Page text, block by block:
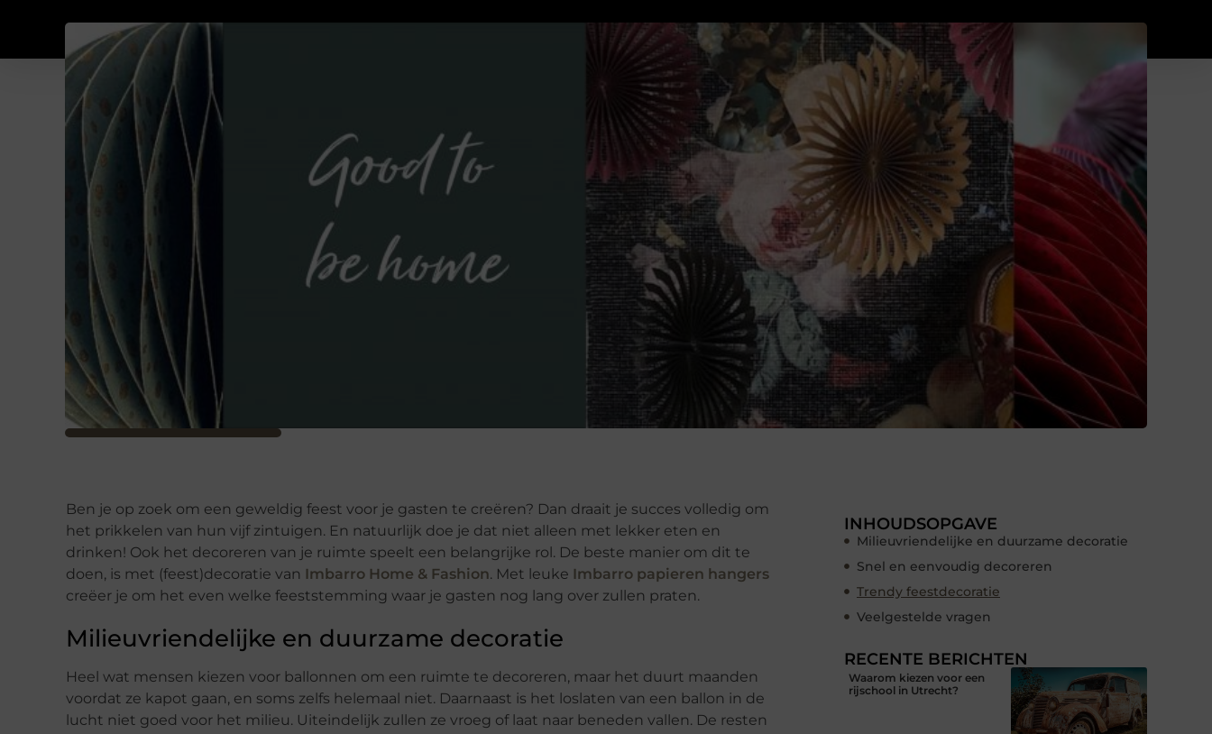
Ben je op zoek om een geweldig feest voor je gasten te creëren? Dan draait je succes volledig om
het prikkelen van hun vijf zintuigen. En natuurlijk doe je dat niet alleen met lekker eten en
drinken! Ook het decoreren van je ruimte speelt een belangrijke rol. De beste manier om dit te
doen, is met (feest)decoratie van Imbarro Home & Fashion. Met leuke Imbarro papieren hangers
creëer je om het even welke feeststemming waar je gasten nog lang over zullen praten.
Milieuvriendelijke en duurzame decoratie
Heel wat mensen kiezen voor ballonnen om een ruimte te decoreren, maar het duurt maanden
voordat ze kapot gaan, en soms zelfs helemaal niet. Daarnaast is het loslaten van een ballon in de
lucht niet goed voor het milieu. Uiteindelijk zullen ze vroeg of laat naar beneden vallen. De resten
INHOUDSOPGAVE
Milieuvriendelijke en duurzame decoratie
Snel en eenvoudig decoreren
Trendy feestdecoratie
Veelgestelde vragen
RECENTE BERICHTEN
Waarom kiezen voor een
rijschool in Utrecht?